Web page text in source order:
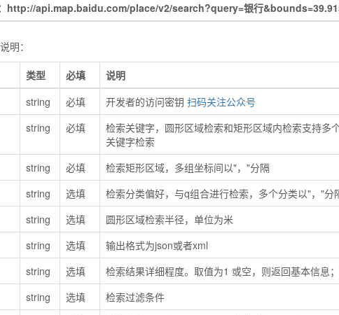
http://api.map.baidu.com/place/v2/search?query=银行
明：
类型 必填
说明
string 必填 开发者的访问密钥 扫码关注公众号
string 必填
检索关键字，圆形区域检索和矩形区域内检索支持
关键字检索
string 必填
检索矩形区域，多组坐标间以"，"分隔
string 选填
检索分类偏好，与q组合进行检索，多个分类以"，"分
string 选填
圆形区域检索半径，单位为米
string 选填
输出格式为json或者xml
string 选填
检索结果详细程度。取值为1 或空，则返回基本信息
string 选填
检索过滤条件